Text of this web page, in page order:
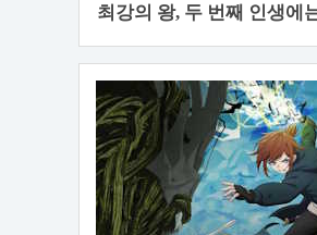
최강의 왕, 두 번째 인생에